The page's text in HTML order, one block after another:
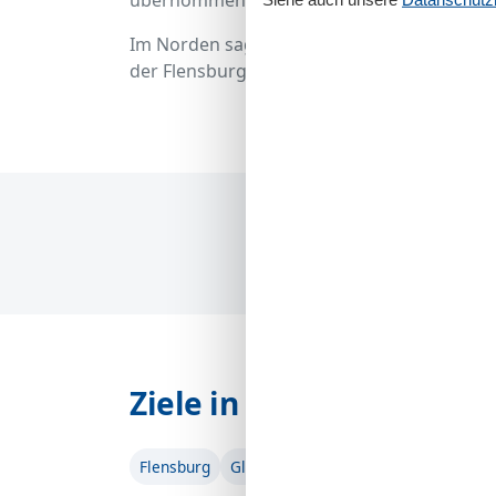
Im Norden sagt man Moin - und hoffentlich
der Flensburger Förde verbringen und die
Ziele in Flensburger
Flensburg Glücksburg